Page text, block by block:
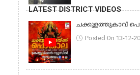
LATEST DISTRICT VIDEOS
ചക്കുളത്തുകാവ്
Posted On 13-12-